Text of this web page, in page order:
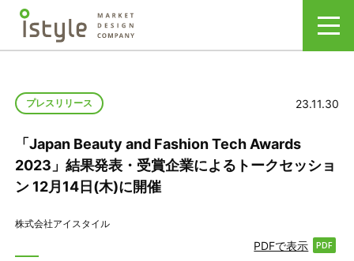
プレスリリース 23.11.30
「Japan Beauty and Fashion Tech Awards
2023」結果発表・受賞企業によるトークセッショ
ン 12月14日(木)に開催
株式会社アイスタイル
PDFで表示